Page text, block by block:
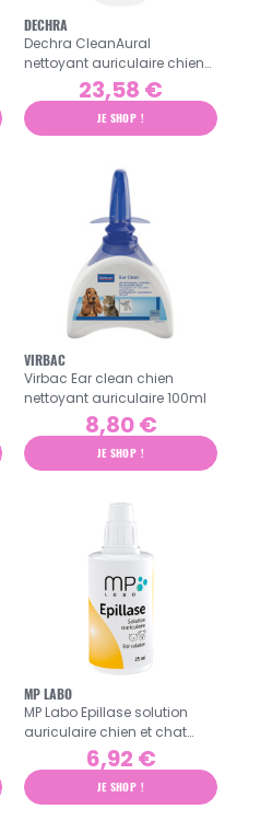
DECHRA
Dechra CleanAural
nettoyant auriculaire chien
23,58 €
JE SHOP !
VIRBAC
Virbac Ear clean chien
nettoyant auriculaire 100ml
8,80 €
JE SHOP !
MP LABO
MP Labo Epillase solution
auriculaire chien et chat
6,92 €
JE SHOP !